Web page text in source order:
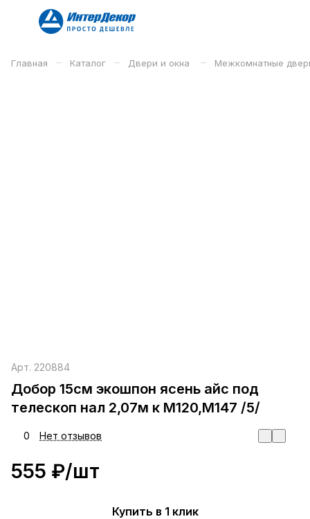
Главная – Каталог – Двери и окна – Межкомнатные
Арт. 220884
Добор 15см экошпон ясень айс под
телескоп нал 2,07м к М120,М147 /5/
0 Нет отзывов
555 ₽/шт
Купить в 1 клик